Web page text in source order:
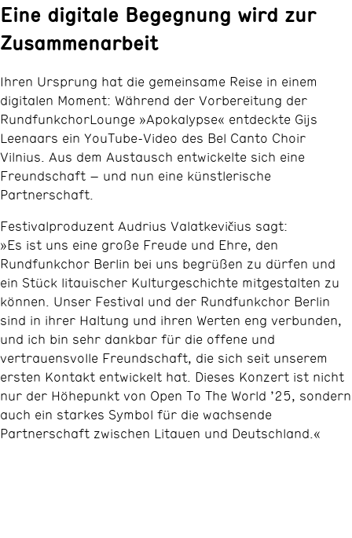
Eine digitale Begegnung wird zur
Zusammenarbeit
Ihren Ursprung hat die gemeinsame Reise in einem
digitalen Moment: Während der Vorbereitung der
RundfunkchorLounge »Apokalypse« entdeckte Gijs
Leenaars ein YouTube-Video des Bel Canto Choir
Vilnius. Aus dem Austausch entwickelte sich eine
Freundschaft – und nun eine künstlerische
Partnerschaft.
Festivalproduzent Audrius Valatkevičius sagt:
»Es ist uns eine große Freude und Ehre, den
Rundfunkchor Berlin bei uns begrüßen zu dürfen und
ein Stück litauischer Kulturgeschichte mitgestalten zu
können. Unser Festival und der Rundfunkchor Berlin
sind in ihrer Haltung und ihren Werten eng verbunden,
und ich bin sehr dankbar für die offene und
vertrauensvolle Freundschaft, die sich seit unserem
ersten Kontakt entwickelt hat. Dieses Konzert ist nicht
nur der Höhepunkt von Open To The World ’25, sondern
auch ein starkes Symbol für die wachsende
Partnerschaft zwischen Litauen und Deutschland.«